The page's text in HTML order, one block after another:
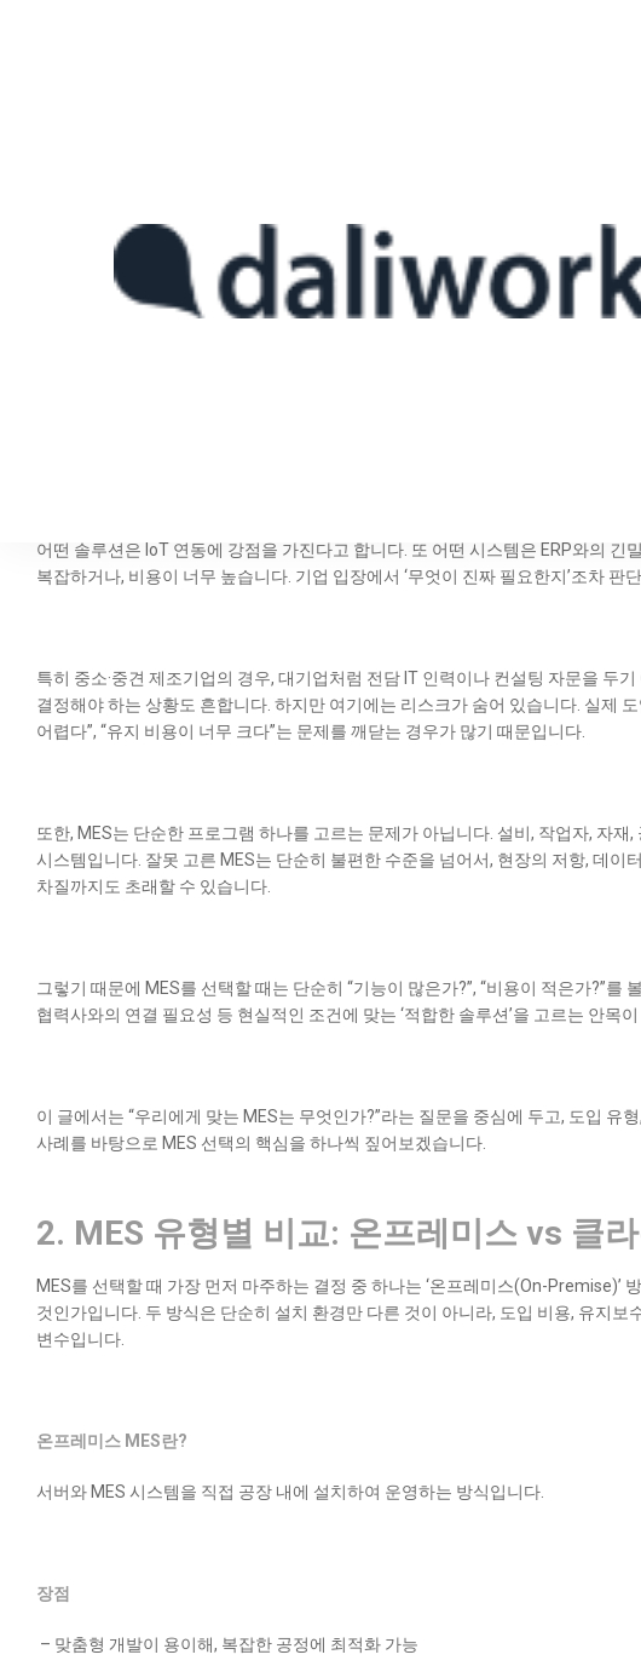
어떤 솔루션은 IoT 연동에 강점을 가진다고 합니다. 또 어떤 시스템은 ERP와의 긴
복잡하거나, 비용이 너무 높습니다. 기업 입장에서 ‘무엇이 진짜 필요한지’조차 판
특히 중소·중견 제조기업의 경우, 대기업처럼 전담 IT 인력이나 컨설팅 자문을 두
결정해야 하는 상황도 흔합니다. 하지만 여기에는 리스크가 숨어 있습니다. 실제
어렵다”, “유지 비용이 너무 크다”는 문제를 깨닫는 경우가 많기 때문입니다.
또한, MES는 단순한 프로그램 하나를 고르는 문제가 아닙니다. 설비, 작업자, 자재
시스템입니다. 잘못 고른 MES는 단순히 불편한 수준을 넘어서, 현장의 저항, 데이
차질까지도 초래할 수 있습니다.
그렇기 때문에 MES를 선택할 때는 단순히 “기능이 많은가?”, “비용이 적은가?”를
협력사와의 연결 필요성 등 현실적인 조건에 맞는 ‘적합한 솔루션’을 고르는 안목
이 글에서는 “우리에게 맞는 MES는 무엇인가?”라는 질문을 중심에 두고, 도입 유
사례를 바탕으로 MES 선택의 핵심을 하나씩 짚어보겠습니다.
2. MES 유형별 비교: 온프레미스 vs 클
MES를 선택할 때 가장 먼저 마주하는 결정 중 하나는 ‘온프레미스(On-Premise)’
것인가입니다. 두 방식은 단순히 설치 환경만 다른 것이 아니라, 도입 비용, 유지보
변수입니다.
온프레미스 MES란?
서버와 MES 시스템을 직접 공장 내에 설치하여 운영하는 방식입니다.
장점
– 맞춤형 개발이 용이해, 복잡한 공정에 최적화 가능